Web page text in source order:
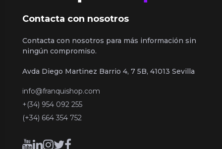
Contacta con nosotros
Contacta con nosotros para más información sin
ningún compromiso.
Avda Diego Martinez Barrio 4, 7 5B, 41013 Sevilla
info@franquishop.com
+(34) 954 092 255
(+34) 664 354 752